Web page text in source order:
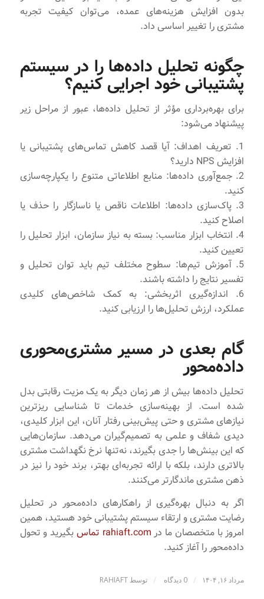
بدون افزایش هزینه‌های عمده، می‌توان کیفیت تجربه
مشتری را تغییر اساسی داد.
چگونه تحلیل داده‌ها را در سیستم
پشتیبانی خود اجرایی کنیم؟
برای بهره‌برداری مؤثر از تحلیل داده‌ها، عبور از مراحل زیر
پیشنهاد می‌شود:
1. تعریف اهداف: آیا قصد کاهش تماس‌های پشتیبانی یا
افزایش NPS دارید؟
2. جمع‌آوری داده‌ها: منابع اطلاعاتی متنوع را یکپارچه‌سازی
کنید.
3. پاک‌سازی داده‌ها: اطلاعات ناقص یا ناسازگار را حذف یا
اصلاح کنید.
4. انتخاب ابزار مناسب: بسته به نیاز سازمان، ابزار تحلیل را
تعیین کنید.
5. آموزش تیم‌ها: سطوح مختلف تیم باید توان تحلیل و
تفسیر نتایج را داشته باشند.
6. اندازه‌گیری اثربخشی: به کمک شاخص‌های کلیدی
عملکرد، ارزش تحلیل‌ها را ارزیابی کنید.
گام بعدی در مسیر مشتری‌محوری
داده‌محور
تحلیل داده‌ها بیش از هر زمان دیگر به یک مزیت رقابتی بدل
شده است. از بهینه‌سازی خدمات تا شناسایی ریزترین
نیازهای مشتری و حتی پیش‌بینی رفتار آنان، این ابزار کلیدی،
دیدی شفاف و علمی به تصمیم‌گیران می‌دهد. سازمان‌هایی
که این بینش‌ها را جدی بگیرند، نه‌تنها نرخ نگهداشت مشتری
بالاتری دارند، بلکه با ارائه تجربه‌ای بهتر، برند خود را نیز در
ذهن مشتری ماندگارتر می‌کنند.
اگر به دنبال بهره‌گیری از راهکارهای داده‌محور در تحلیل
رضایت مشتری و ارتقاء سیستم پشتیبانی خود هستید، همین
امروز با متخصصان ما در rahiaft.com تماس بگیرید و تحول
داده‌محور را آغاز کنید.
مرداد ۱۶, ۱۴۰۴ / 0 دیدگاه / توسط RAHIAFT